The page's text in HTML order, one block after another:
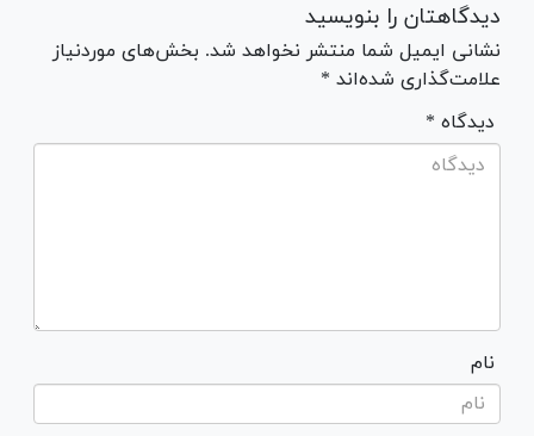
دیدگاهتان را بنویسید
نشانی ایمیل شما منتشر نخواهد شد. بخش‌های موردنیاز
علامت‌گذاری شده‌اند *
* دیدگاه
نام